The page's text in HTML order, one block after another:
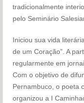
tradicionalmente
pelo Seminário
Iniciou sua vida
de um Coração”. A
regularmente em
Com o objetivo de
Pernambuco, o poeta
organizou a I